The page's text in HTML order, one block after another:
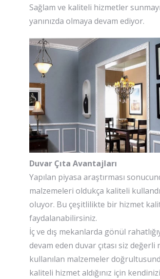
Sağlam ve kaliteli hizmetler
yanınızda olmaya devam ediyor.
Duvar Çıta Avantajları
Yapılan piyasa araştırması
malzemeleri oldukça kaliteli
oluyor. Bu çeşitlilikte bir hizmet
faydalanabilirsiniz.
İç ve dış mekanlarda gönül
devam eden duvar çıtası siz
kullanılan malzemeler
kaliteli hizmet aldığınız için